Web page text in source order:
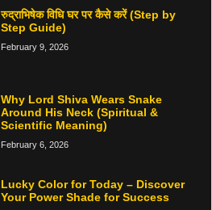
रुद्राभिषेक विधि घर पर कैसे करें (Step by
Step Guide)
February 9, 2026
Why Lord Shiva Wears Snake
Around His Neck (Spiritual &
Scientific Meaning)
February 6, 2026
Lucky Color for Today – Discover
Your Power Shade for Success